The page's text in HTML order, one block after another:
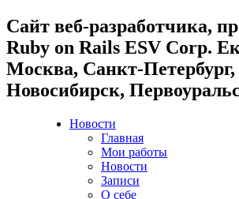
Cайт веб-разработчика,
Ruby on Rails ESV Corp.
Москва, Санкт-Петербург,
Новосибирск,
Новости
Главная
Мои работы
Новости
Записи
О себе